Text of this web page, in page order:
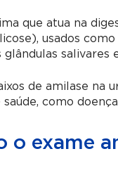
que atua na
usados
salivares
de amilase na
como
o exame